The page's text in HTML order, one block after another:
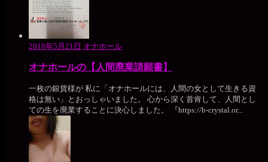
2018年5月21日 オナホール
オナホールの【人間廃業請願書】
一枚の銀貨様が 私に「オナホールには、人間の女として生きる資
格は無い」とおっしゃいました。 心から深く首肯して、人間とし
ての生を廃業することに決心しました。 『https://b-crystal.or...